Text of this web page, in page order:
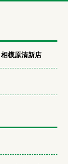
相模原清新店